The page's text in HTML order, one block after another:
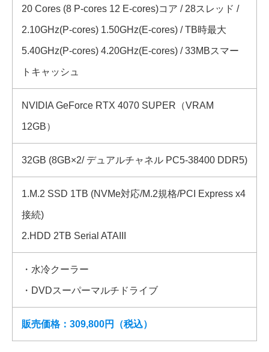
20 Cores (8 P-cores 12 E-cores)コア / 28スレッド /
2.10GHz(P-cores) 1.50GHz(E-cores) / TB時最大
5.40GHz(P-cores) 4.20GHz(E-cores) / 33MBスマー
トキャッシュ
NVIDIA GeForce RTX 4070 SUPER（VRAM
12GB）
32GB (8GB×2/ デュアルチャネル PC5-38400 DDR5)
1.M.2 SSD 1TB (NVMe対応/M.2規格/PCI Express x4
接続)
2.HDD 2TB Serial ATAIII
・水冷クーラー
・DVDスーパーマルチドライブ
販売価格：309,800円（税込）